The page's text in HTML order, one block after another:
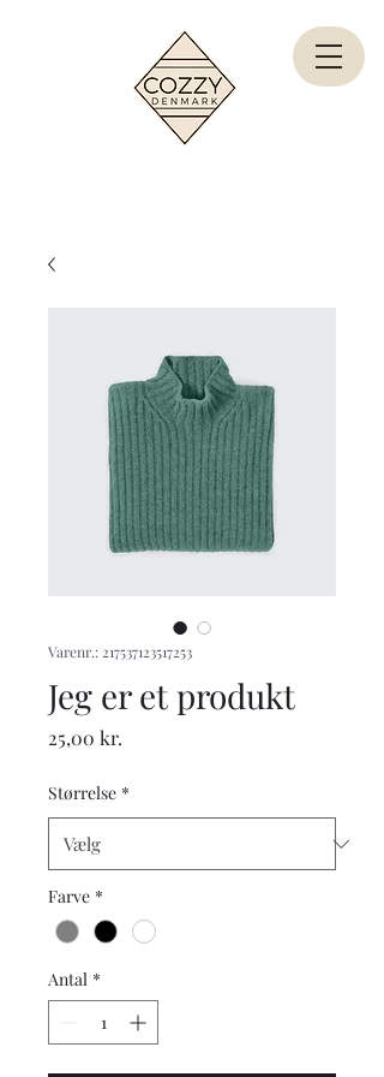
Varenr.: 217537123517253
Jeg er et produkt
25,00 kr.
Størrelse *
Farve *
Antal *